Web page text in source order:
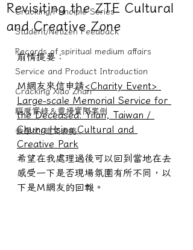
Cracking/Principle Series
Student/Netizen Feedback
Records of spiritual medium affairs
Service and Product Introduction
Cracking Xiao Zhan
驅魔實錄＆靈擾實際案例
教學文/疏文表格
Revisiting the ZTE Cultural
and Creative Zone
前情提要：
Ｍ網友來信申請<Charity Event>
Large-scale Memorial Service for
the Deceased: Yilan, Taiwan /
Chung Hsing Cultural and
Creative Park
希望在我處理過後可以回到當地在去
感受一下是否現場氛圍有所不同，以
下是Ｍ網友的回報。